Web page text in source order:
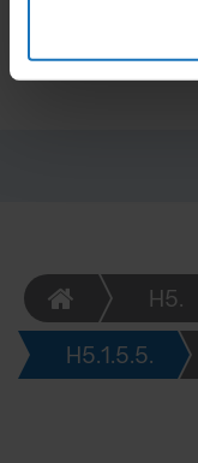
H5.
H5.1.5.5.